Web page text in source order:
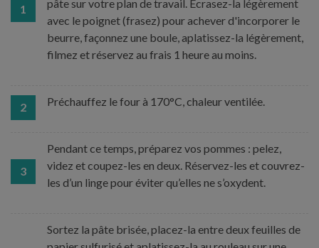
1
pâte sur votre plan de travail. Écrasez-la légèrement
avec le poignet (frasez) pour achever d'incorporer le
beurre, façonnez une boule, aplatissez-la légèrement,
filmez et réservez au frais 1 heure au moins.
2 Préchauffez le four à 170°C, chaleur ventilée.
3
Pendant ce temps, préparez vos pommes : pelez,
videz et coupez-les en deux. Réservez-les et couvrez-
les d’un linge pour éviter qu’elles ne s’oxydent.
Sortez la pâte brisée, placez-la entre deux feuilles de